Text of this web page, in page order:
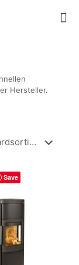
Hersteller.
Save